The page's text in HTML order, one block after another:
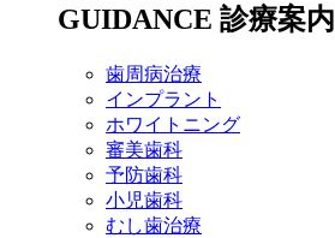
GUIDANCE 診療案内
歯周病治療
インプラント
ホワイトニング
審美歯科
予防歯科
小児歯科
むし歯治療